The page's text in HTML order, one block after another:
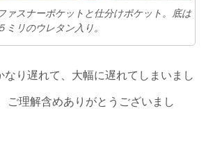
ァスナーポケットと仕分けポケット。底は
５ミリのウレタン入り。
なり遅れて、大幅に遅れてしまいまし
ご理解含めありがとうございまし